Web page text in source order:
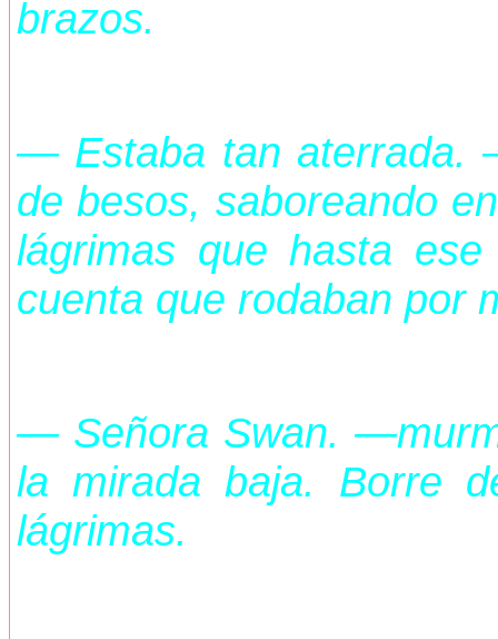
brazos.
— Estaba tan aterrada.
de besos, saboreando
lágrimas que hasta
cuenta que rodaban por
— Señora Swan.
la mirada baja. Borre
lágrimas.